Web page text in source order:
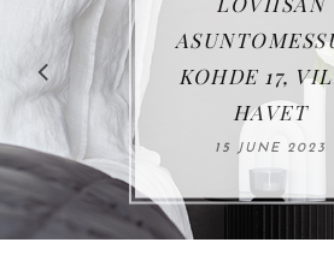
ASUNTOMESSUT:
KOHDE 17, VILLA
HAVET
15 JUNE 2023